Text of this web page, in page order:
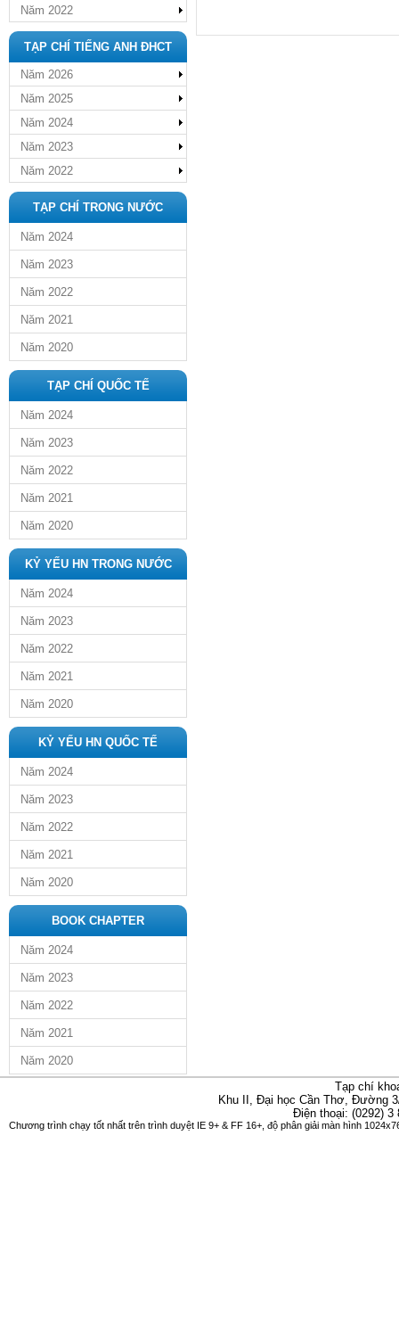
Năm 2022
TẠP CHÍ TIẾNG ANH ĐHCT
Năm 2026
Năm 2025
Năm 2024
Năm 2023
Năm 2022
TẠP CHÍ TRONG NƯỚC
Năm 2024
Năm 2023
Năm 2022
Năm 2021
Năm 2020
TẠP CHÍ QUỐC TẾ
Năm 2024
Năm 2023
Năm 2022
Năm 2021
Năm 2020
KỶ YẾU HN TRONG NƯỚC
Năm 2024
Năm 2023
Năm 2022
Năm 2021
Năm 2020
KỶ YẾU HN QUỐC TẾ
Năm 2024
Năm 2023
Năm 2022
Năm 2021
Năm 2020
BOOK CHAPTER
Năm 2024
Năm 2023
Năm 2022
Năm 2021
Năm 2020
Tạp chí
Khu II, Đại học Cần Thơ, Đường
Điện thoại: (0292)
Chương trình chạy tốt nhất trên trình duyệt IE 9+ & FF 16+, độ phân giải màn hình